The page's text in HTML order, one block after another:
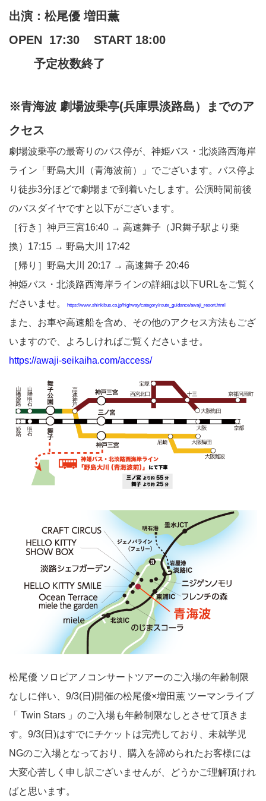
出演：松尾優 増田薫
OPEN 17:30 START 18:00
予定枚数終了
※青海波 劇場波乗亭(兵庫県淡路島）
までのア
クセス
劇場波乗亭の最寄りのバス停が、神姫バス・北淡路西海岸
ライン「野島大川（青海波前）」でございます。バス停よ
り徒歩3分ほどで劇場まで到着いたします。公演時間前後
のバスダイヤですと以下がございます。
［行き］神戸三宮16:40 → 高速舞子（JR舞子駅より乗
換）17:15 → 野島大川 17:42
［帰り］野島大川 20:17 → 高速舞子 20:46
神姫バス・北淡路西海岸ラインの詳細は以下URLをご覧く
ださいませ。
https://www.shinkibus.co.jp/highway/category/route_guidance/awaji_resort.html
また、お車や高速船を含め、その他のアクセス方法もござ
いますので、よろしければご覧くださいませ。
https://awaji-seikaiha.com/access/
松尾優 ソロピアノコンサートツアーのご入場の年齢制限
なしに伴い、9/3(日)開催の松尾優×増田薫 ツーマンライブ
「 Twin Stars 」のご入場も年齢制限なしとさせて頂きま
す。9/3(日)はすでにチケットは完売しており、未就学児
NGのご入場となっており、購入を諦められたお客様には
大変心苦しく申し訳ございませんが、どうかご理解頂けれ
ばと思います。